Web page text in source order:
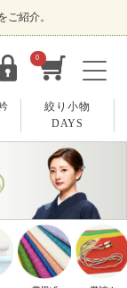
ご紹介。
0
絞り小物
DAYS